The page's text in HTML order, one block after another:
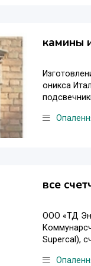
камины
оникса
все
ООО «ТД
Supercal),